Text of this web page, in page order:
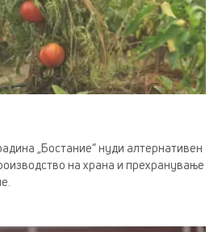
„Бостание“ нуди алтернативен
на храна и прехранување